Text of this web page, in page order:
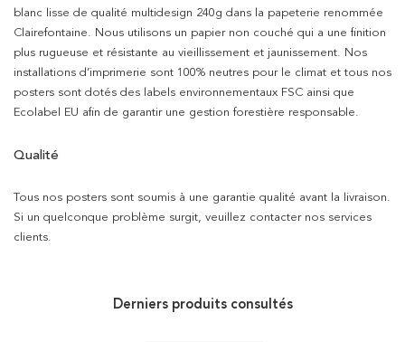
blanc lisse de qualité multidesign 240g dans la papeterie renommée
Clairefontaine. Nous utilisons un papier non couché qui a une finition
plus rugueuse et résistante au vieillissement et jaunissement. Nos
installations d’imprimerie sont 100% neutres pour le climat et tous nos
posters sont dotés des labels environnementaux FSC ainsi que
Ecolabel EU afin de garantir une gestion forestière responsable.
Qualité
Tous nos posters sont soumis à une garantie qualité avant la livraison.
Si un quelconque problème surgit, veuillez contacter nos services
clients.
Derniers produits consultés